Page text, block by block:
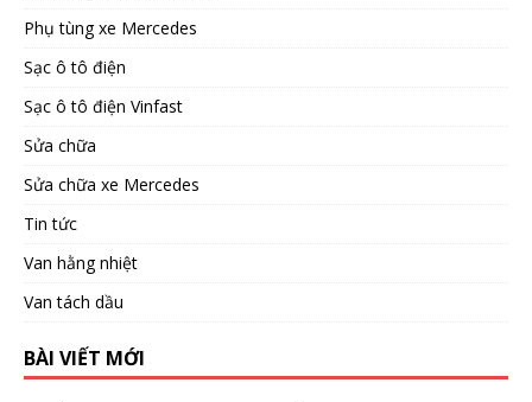
Phụ tùng xe Mercedes
Sạc ô tô điện
Sạc ô tô điện Vinfast
Sửa chữa
Sửa chữa xe Mercedes
Tin tức
Van hằng nhiệt
Van tách dầu
BÀI VIẾT MỚI